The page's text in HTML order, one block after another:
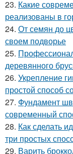
23. Какие
реализованы в
24. От семян до
своем подворье
25.
деревянного
26. Укрепление
простой способ
27. Фундамент
современный
28. Как сделать
три простых
29. Варить